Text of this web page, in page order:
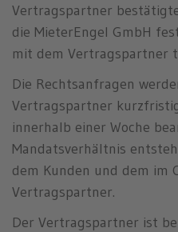
Vertragspartner
die MieterEngel GmbH
mit dem Vertragspartner
Die Rechtsanfragen
Vertragspartner
innerhalb einer Woche
Mandatsverhältnis
dem Kunden und dem im
Vertragspartner.
Der Vertragspartner ist